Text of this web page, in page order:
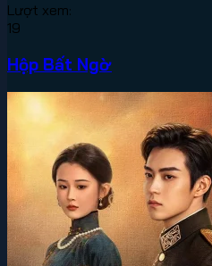
Lượt xem:
19
Hộp Bất Ngờ